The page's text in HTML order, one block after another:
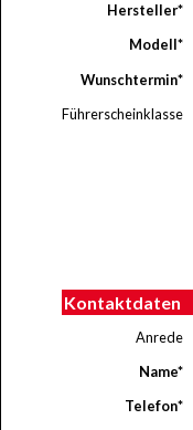
Hersteller*
Modell*
Wunschtermin*
Führerscheinklasse
Kontaktdaten
Anrede
Name*
Telefon*